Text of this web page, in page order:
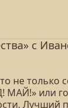
с
не только
МАЙ!» или
Лучший